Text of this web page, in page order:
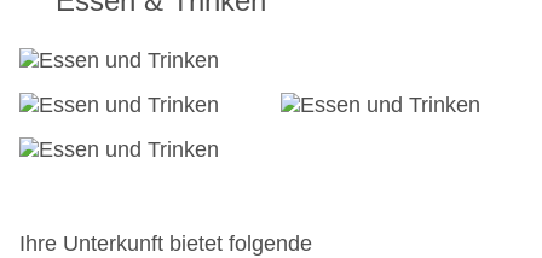
Landeskategorie: 4 Sterne
Ihre Unterkunft bietet folgende